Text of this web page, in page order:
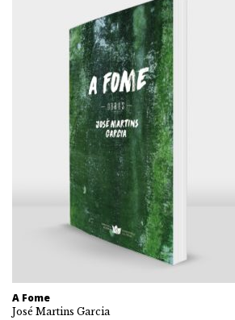
A Fome
José Martins Garcia